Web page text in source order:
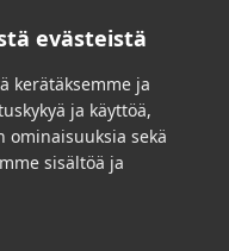
evästeistä
kerätäksemme ja
ja käyttöä,
ominaisuuksia sekä
sisältöä ja